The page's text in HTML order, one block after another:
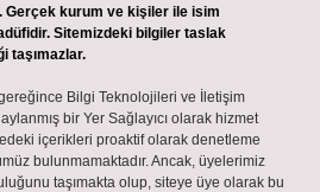
Gerçek kurum ve kişiler ile isim
Sitemizdeki bilgiler taslak
taşımazlar.
Bilgi Teknolojileri ve İletişim
bir Yer Sağlayıcı olarak hizmet
içerikleri proaktif olarak denetleme
bulunmamaktadır. Ancak, üyelerimiz
taşımakta olup, siteye üye olarak bu